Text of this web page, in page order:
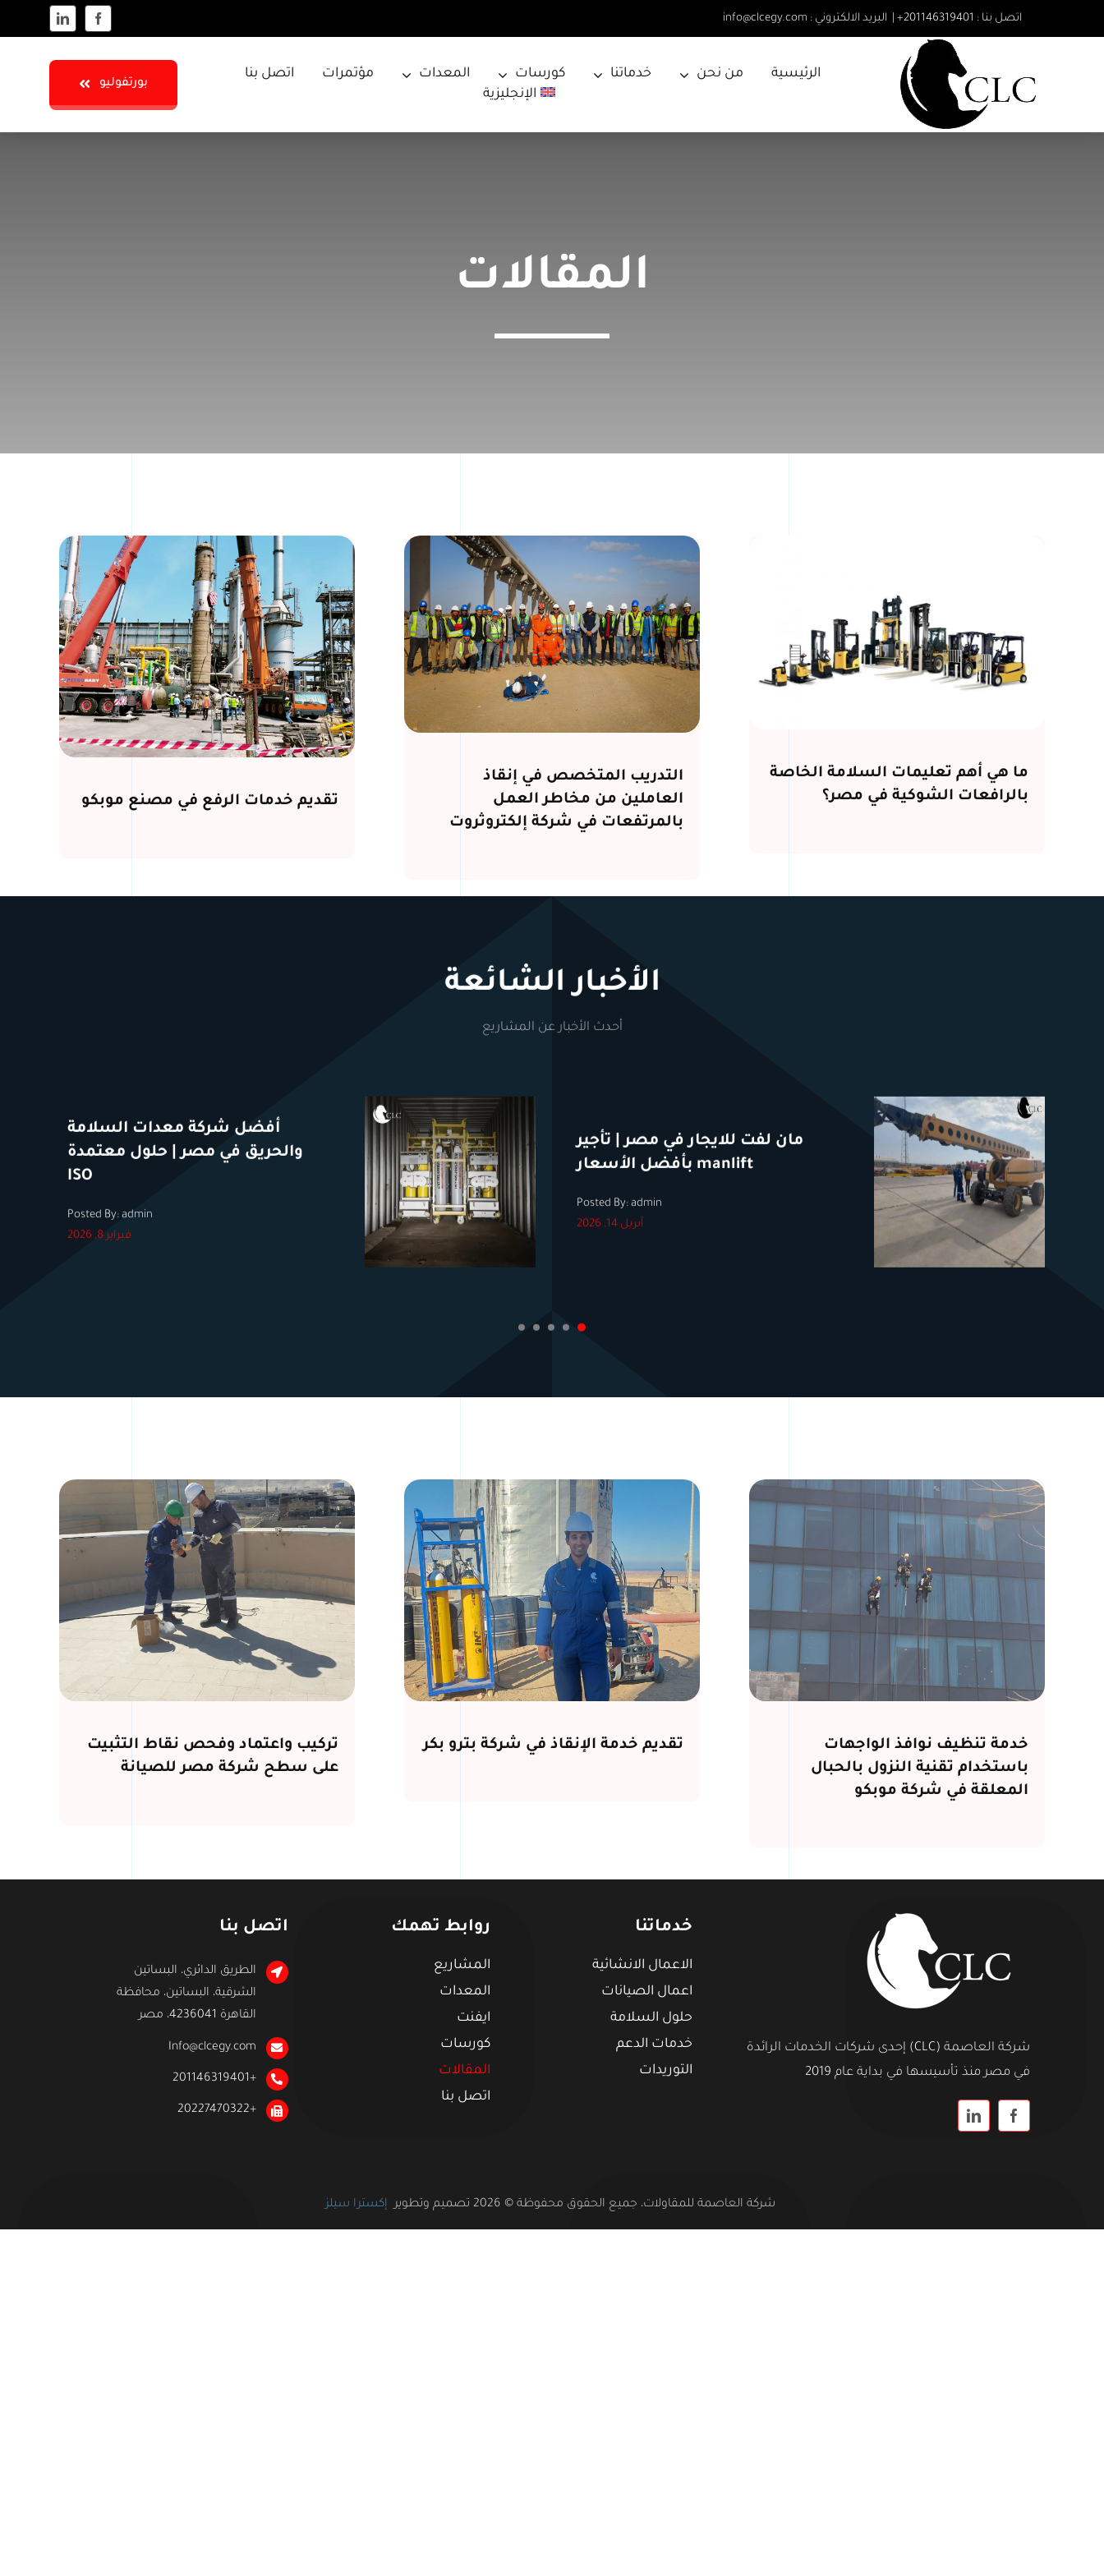
to
اتصل بنا : 201146319401
+
| البريد الالكتروني :
info@clcegy.com
الرئيسية من نحن خدماتنا كورسات المعدات مؤتمرات
اتصل بنا
الإنجليزية
بورتفوليو
المقالات
ما هي أهم تعليمات السلامة الخاصة
بالرافعات الشوكية في مصر​؟
التدريب المتخصص في إنقاذ
العاملين من مخاطر العمل
بالمرتفعات في شركة إلكتروثروت
تقديم خدمات الرفع في مصنع موبكو
الأخبار الشائعة
أحدث الأخبار عن المشاريع
مان لفت للايجار في مصر | تأجير
manlift بأفضل الأسعار
Posted By: admin
أبريل 14, 2026
أفضل شركة معدات السلامة
والحريق في مصر | حلول معتمدة
ISO
Posted By: admin
فبراير 8, 2026
خدمة تنظيف نوافذ الواجهات
باستخدام تقنية النزول بالحبال
المعلقة في شركة موبكو
تقديم خدمة الإنقاذ في شركة بترو بكر
تركيب واعتماد وفحص نقاط التثبيت
على سطح شركة مصر للصيانة
شركة العاصمة (CLC) إحدى شركات الخدمات الرائدة
في مصر منذ تأسيسها في بداية عام 2019
خدماتنا
الاعمال الانشائية
اعمال الصيانات
حلول السلامة
خدمات الدعم
التوريدات
روابط تهمك
المشاريع
المعدات
ايفنت
كورسات
المقالات
اتصل بنا
اتصل بنا
الطريق الدائري، البساتين
الشرقية، البساتين، محافظة
القاهرة 4236041، مصر
Info@clcegy.com
+201146319401
+20227470322
شركة العاصمة للمقاولات، جميع الحقوق محفوظة © 2026 تصميم وتطوير إكسترا سيلز